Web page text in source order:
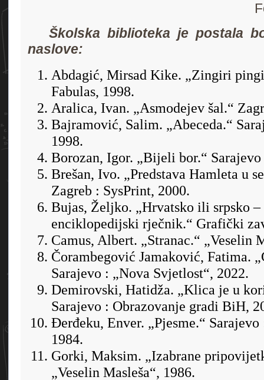
Školska biblioteka je postala
naslove:
Abdagić, Mirsad Kike. „Zingiri
Fabulas, 1998.
Aralica, Ivan. „Asmodejev šal.“
Bajramović, Salim. „Abeceda.“
1998.
Borozan, Igor. „Bijeli bor.“
Brešan, Ivo. „Predstava Hamleta u
Zagreb : SysPrint, 2000.
Bujas, Željko. „Hrvatsko ili srpsko –
enciklopedijski rječnik.“ Grafički
Camus, Albert. „Stranac.“ „Veselin
Čorambegović Jamaković, Fatima.
Sarajevo : „Nova Svjetlost“, 2022.
Demirovski, Hatidža. „Klica je u
Sarajevo : Obrazovanje gradi BiH,
Đerđeku, Enver. „Pjesme.“ Sarajevo
1984.
Gorki, Maksim. „Izabrane
„Veselin Masleša“, 1986.